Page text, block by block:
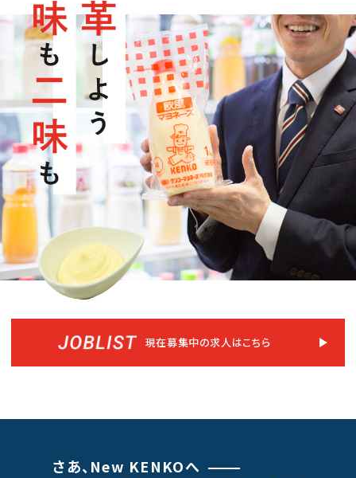
現在募集中の求人はこちら
さあ、New KENKOへ